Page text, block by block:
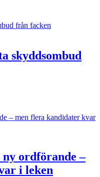
skyddsombud
ordförande –
i leken